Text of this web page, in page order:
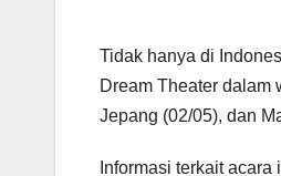
Tidak hanya di
Dream Theater dalam
Jepang (02/05), dan
Informasi terkait